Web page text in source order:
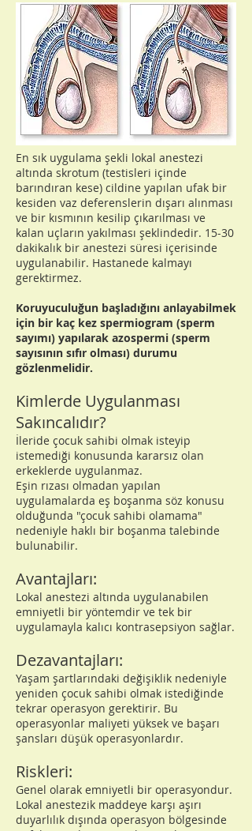
Uygulanması:
En sık uygulama şekli lokal anestezi
altında skrotum (testisleri içinde
barındıran kese) cildine yapılan ufak bir
kesiden vaz deferenslerin dışarı alınması
ve bir kısmının kesilip çıkarılması ve
kalan uçların yakılması şeklindedir. 15-30
dakikalık bir anestezi süresi içerisinde
uygulanabilir. Hastanede kalmayı
gerektirmez.
Koruyuculuğun başladığını anlayabilmek
için bir kaç kez spermiogram (sperm
sayımı) yapılarak azospermi (sperm
sayısının sıfır olması) durumu
gözlenmelidir.
Kimlerde Uygulanması
Sakıncalıdır?
İleride çocuk sahibi olmak isteyip
istemediği konusunda kararsız olan
erkeklerde uygulanmaz.
Eşin rızası olmadan yapılan
uygulamalarda eş boşanma söz konusu
olduğunda "çocuk sahibi olamama"
nedeniyle haklı bir boşanma talebinde
bulunabilir.
Avantajları:
Lokal anestezi altında uygulanabilen
emniyetli bir yöntemdir ve tek bir
uygulamayla kalıcı kontrasepsiyon sağlar.
Dezavantajları:
Yaşam şartlarındaki değişiklik nedeniyle
yeniden çocuk sahibi olmak istediğinde
tekrar operasyon gerektirir. Bu
operasyonlar maliyeti yüksek ve başarı
şansları düşük operasyonlardır.
Riskleri:
Genel olarak emniyetli bir operasyondur.
Lokal anestezik maddeye karşı aşırı
duyarlılık dışında operasyon bölgesinde